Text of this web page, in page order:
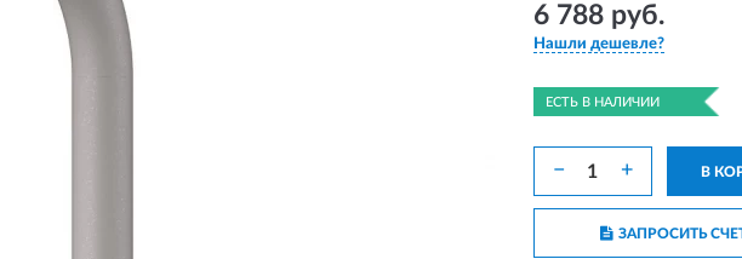
6 788 руб.
Нашли дешевле?
ЕСТЬ В НАЛИЧИИ
− + В
ЗАПРОСИТЬ